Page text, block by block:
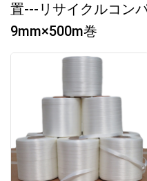
置---リサイクルコン
9mm×500m巻